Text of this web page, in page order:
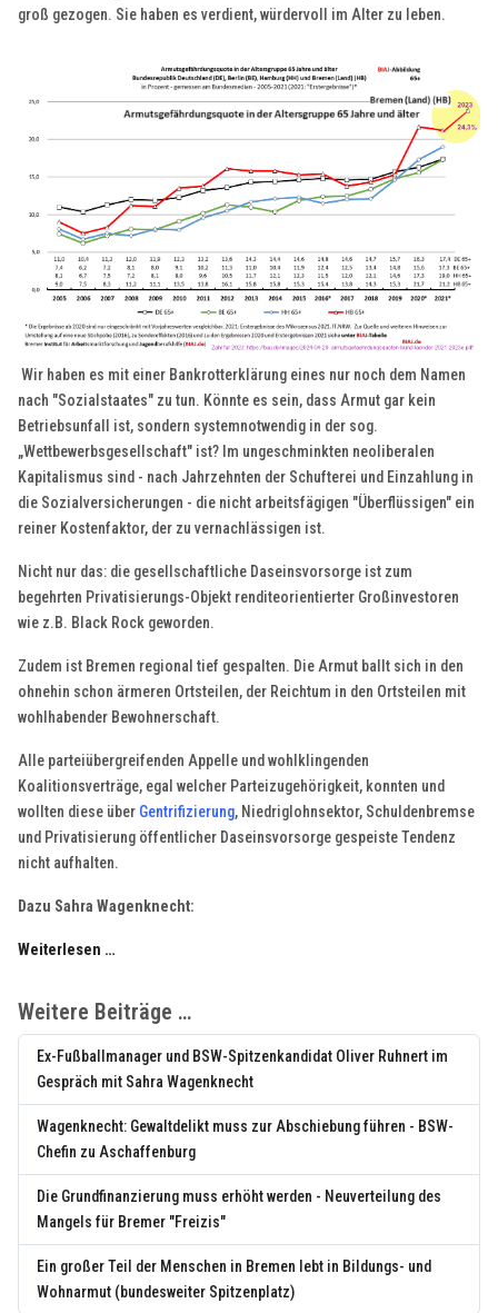
groß gezogen. Sie haben es verdient, würdervoll im Alter zu leben.
Wir haben es mit einer Bankrotterklärung eines nur noch dem Namen
nach "Sozialstaates" zu tun. Könnte es sein, dass Armut gar kein
Betriebsunfall ist, sondern systemnotwendig in der sog.
„Wettbewerbsgesellschaft" ist? Im ungeschminkten neoliberalen
Kapitalismus sind - nach Jahrzehnten der Schufterei und Einzahlung in
die Sozialversicherungen - die nicht arbeitsfägigen "Überflüssigen" ein
reiner Kostenfaktor, der zu vernachlässigen ist.
Nicht nur das: die gesellschaftliche Daseinsvorsorge ist zum
begehrten Privatisierungs-Objekt renditeorientierter Großinvestoren
wie z.B. Black Rock geworden.
Zudem ist Bremen regional tief gespalten. Die Armut ballt sich in den
ohnehin schon ärmeren Ortsteilen, der Reichtum in den Ortsteilen mit
wohlhabender Bewohnerschaft.
Alle parteiübergreifenden Appelle und wohlklingenden
Koalitionsverträge, egal welcher Parteizugehörigkeit, konnten und
wollten diese über Gentrifizierung, Niedriglohnsektor, Schuldenbremse
und Privatisierung öffentlicher Daseinsvorsorge gespeiste Tendenz
nicht aufhalten.
Dazu Sahra Wagenknecht:
Weiterlesen …
Weitere Beiträge …
Ex-Fußballmanager und BSW-Spitzenkandidat Oliver Ruhnert im
Gespräch mit Sahra Wagenknecht
Wagenknecht: Gewaltdelikt muss zur Abschiebung führen - BSW-
Chefin zu Aschaffenburg
Die Grundfinanzierung muss erhöht werden - Neuverteilung des
Mangels für Bremer "Freizis"
Ein großer Teil der Menschen in Bremen lebt in Bildungs- und
Wohnarmut (bundesweiter Spitzenplatz)